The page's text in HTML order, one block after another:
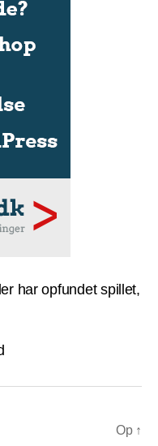
har opfundet spillet,
Op ↑